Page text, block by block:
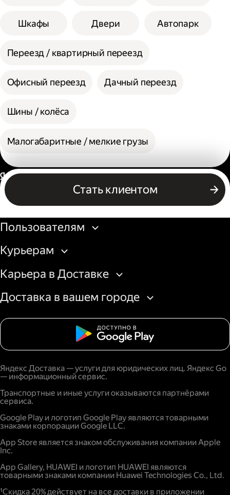
Шкафы Двери Автопарк
Переезд / квартирный переезд
Офисный переезд Дачный переезд
Шины / колёса
Малогабаритные / мелкие грузы
Стать клиентом
Россия
Бизнесу
Пользователям
Курьерам
Карьера в Доставке
Доставка в вашем городе
Яндекс Доставка — услуги для юридических лиц. Яндекс Go
— информационный сервис.
Транспортные и иные услуги оказываются партнёрами
сервиса.
Google Play и логотип Google Play являются товарными
знаками корпорации Google LLC.
App Store является знаком обслуживания компании Apple
Inc.
App Gallery, HUAWEI и логотип HUAWEI являются
товарными знаками компании Huawei Technologies Co., Ltd.
¹Скидка 20% действует на все доставки в приложении